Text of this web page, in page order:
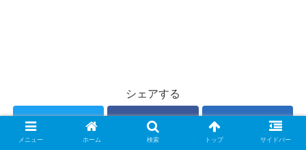
シェアする
Facebook
メニュー ホーム 検索 トップ サイドバー